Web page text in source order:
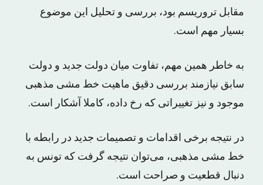
مقابل تروریسم بود، بررسی و تحلیل این موضوع
بسیار مهم است.
به خاطر همین مهم، تفاوت میان دولت جدید و دولت
سابق نیازمند بررسی دقیق ماهیت خط مشی مذهبی
موجود و نیز تغییراتی که رخ داده، کاملا آشکار است.
در نتیجه برخی اقدامات و تصمیمات جدید در رابطه با
خط مشی مذهبی، می‌توان نتیجه گرفت که تونس به
دنبال قطعیت و صراحت است.